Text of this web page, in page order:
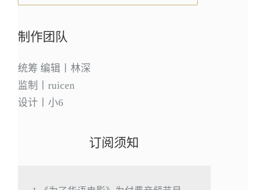
制作团队
统筹 编辑丨林深
监制丨ruicen
设计丨小6
订阅须知